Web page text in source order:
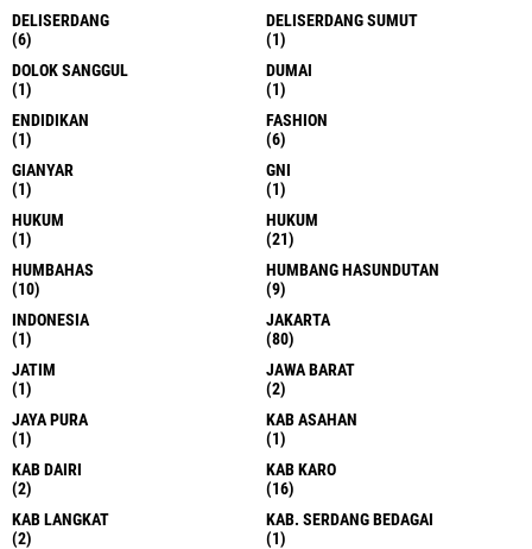
DELISERDANG
(6)
DELISERDANG SUMUT
(1)
DOLOK SANGGUL
(1)
DUMAI
(1)
ENDIDIKAN
(1)
FASHION
(6)
GIANYAR
(1)
GNI
(1)
HUKUM
(1)
HUKUM
(21)
HUMBAHAS
(10)
HUMBANG HASUNDUTAN
(9)
INDONESIA
(1)
JAKARTA
(80)
JATIM
(1)
JAWA BARAT
(2)
JAYA PURA
(1)
KAB ASAHAN
(1)
KAB DAIRI
(2)
KAB KARO
(16)
KAB LANGKAT
(2)
KAB. SERDANG BEDAGAI
(1)